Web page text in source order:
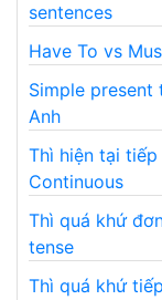
sentences
Have To vs
Simple
Anh
Thì hiện tại
Continuous
Thì quá khứ
tense
Thì quá khứ